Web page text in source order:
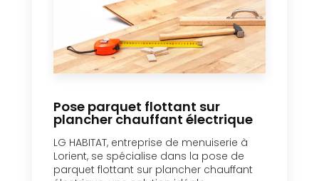
Pose parquet flottant sur
plancher chauffant électrique
LG HABITAT, entreprise de menuiserie à
Lorient, se spécialise dans la pose de
parquet flottant sur plancher chauffant